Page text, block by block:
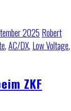
2025 Robert
,AC/DX, Low Voltage,
ZKF